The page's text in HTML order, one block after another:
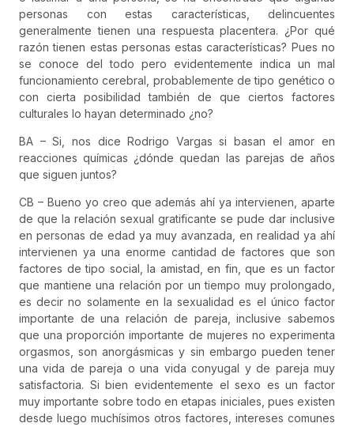
personas con estas características, delincuentes
generalmente tienen una respuesta placentera. ¿Por qué
razón tienen estas personas estas características? Pues no
se conoce del todo pero evidentemente indica un mal
funcionamiento cerebral, probablemente de tipo genético o
con cierta posibilidad también de que ciertos factores
culturales lo hayan determinado ¿no?
BA – Si, nos dice Rodrigo Vargas si basan el amor en
reacciones químicas ¿dónde quedan las parejas de años
que siguen juntos?
CB – Bueno yo creo que además ahí ya intervienen, aparte
de que la relación sexual gratificante se pude dar inclusive
en personas de edad ya muy avanzada, en realidad ya ahí
intervienen ya una enorme cantidad de factores que son
factores de tipo social, la amistad, en fin, que es un factor
que mantiene una relación por un tiempo muy prolongado,
es decir no solamente en la sexualidad es el único factor
importante de una relación de pareja, inclusive sabemos
que una proporción importante de mujeres no experimenta
orgasmos, son anorgásmicas y sin embargo pueden tener
una vida de pareja o una vida conyugal y de pareja muy
satisfactoria. Si bien evidentemente el sexo es un factor
muy importante sobre todo en etapas iniciales, pues existen
desde luego muchísimos otros factores, intereses comunes